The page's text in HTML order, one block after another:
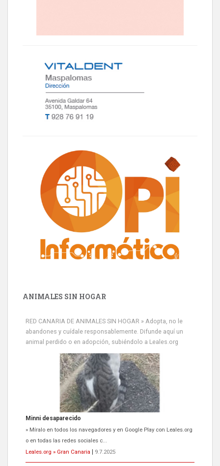
ANIMALES SIN HOGAR
RED CANARIA DE ANIMALES SIN HOGAR » Adopta, no le
abandones y cuídale responsablemente. Difunde aquí un
animal perdido o en adopción, subiéndolo a Leales.org
Minni desaparecido
» Míralo en todos los navegadores y en Google Play con Leales.org
o en todas las redes sociales c...
Leales.org » Gran Canaria
9.7.2025